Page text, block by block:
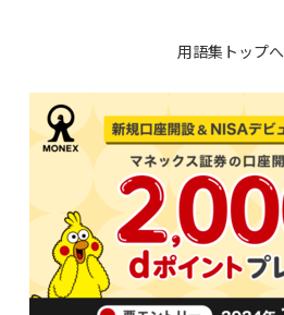
用語集トップへ